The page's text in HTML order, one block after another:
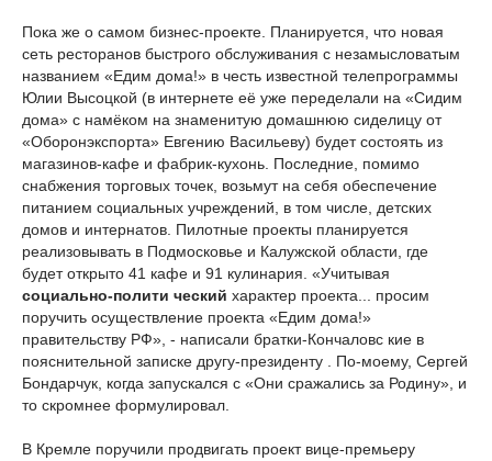
Пока же о самом бизнес-проекте. Планируется, что новая
сеть ресторанов быстрого обслуживания с незамысловатым
названием «Едим дома!» в честь известной телепрограммы
Юлии Высоцкой (в интернете её уже переделали на «Сидим
дома» с намёком на знаменитую домашнюю сиделицу от
«Оборонэкспорта» Евгению Васильеву) будет состоять из
магазинов-кафе и фабрик-кухонь. Последние, помимо
снабжения торговых точек, возьмут на себя обеспечение
питанием социальных учреждений, в том числе, детских
домов и интернатов. Пилотные проекты планируется
реализовывать в Подмосковье и Калужской области, где
будет открыто 41 кафе и 91 кулинария. «Учитывая
социально-полити ческий характер проекта... просим
поручить осуществление проекта «Едим дома!»
правительству РФ», - написали братки-Кончаловс кие в
пояснительной записке другу-президенту
. По-моему, Сергей
Бондарчук, когда запускался с «Они сражались за Родину», и
то скромнее формулировал.
В Кремле поручили продвигать проект вице-премьеру